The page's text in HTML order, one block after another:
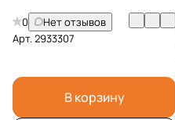
0
Нет отзывов
Арт.2933307
В корзину